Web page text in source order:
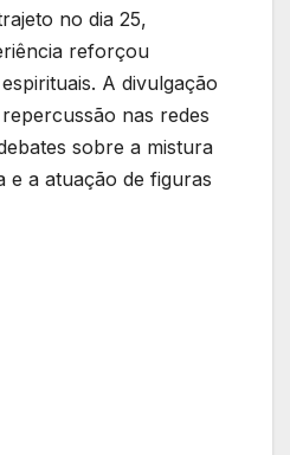
no dia 25,
reforçou
A divulgação
nas redes
sobre a mistura
e a atuação de figuras